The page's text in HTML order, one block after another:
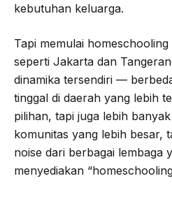
kebutuhan keluarga.
Tapi memulai
seperti Jakarta dan
dinamika tersendiri —
tinggal di daerah yang lebih
pilihan, tapi juga lebih
komunitas yang lebih besar,
noise dari berbagai lembaga
menyediakan